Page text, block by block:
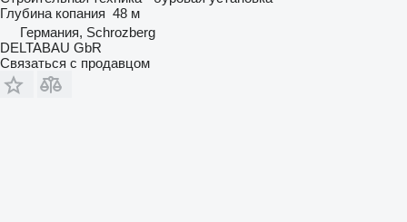
Глубина копания 48 м
Германия, Schrozberg
DELTABAU GbR
Связаться с продавцом